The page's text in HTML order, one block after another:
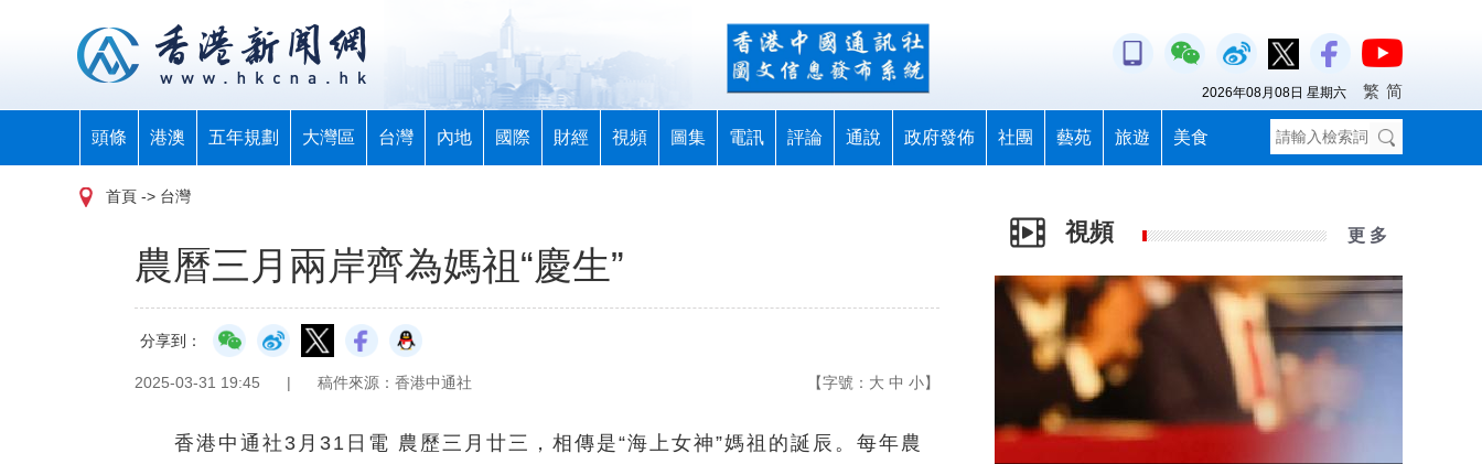
頭條 港澳 五年規劃 大灣區 台灣 內地 國際 財經 視頻 圖集 電訊 評論 通說 政府發佈 社團 藝苑 旅遊 美食
2026年08月08日 星期六 繁 简
首頁 -> 台灣
農曆三月兩岸齊為媽祖“慶生”
分享到：
2025-03-31 19:45 | 稿件來源：香港中通社 【字號： 大 中 小】
香港中通社3月31日電 農歷三月廿三，相傳是“海上女神”媽祖的誕辰。每年農
視頻 更 多